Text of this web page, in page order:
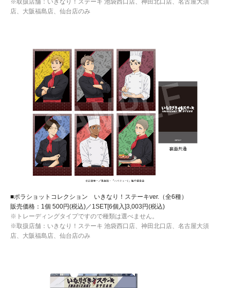
店、大阪福島店、仙台店のみ
■ポラショットコレクション いきなり！ステーキver.（全6種）
販売価格：1個 500円(税込)／1SET[6個入]3,003円(税込)
※トレーディングタイプですので種類は選べません。
※取扱店舗：いきなり！ステーキ 池袋西口店、神田北口店、名古屋大須
店、大阪福島店、仙台店のみ